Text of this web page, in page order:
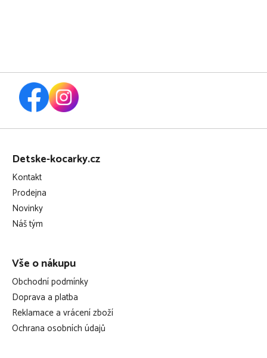
Z
Detske-kocarky.cz
Kontakt
Prodejna
Novinky
Náš tým
Vše o nákupu
Obchodní podmínky
Doprava a platba
Reklamace a vrácení zboží
Ochrana osobních údajů